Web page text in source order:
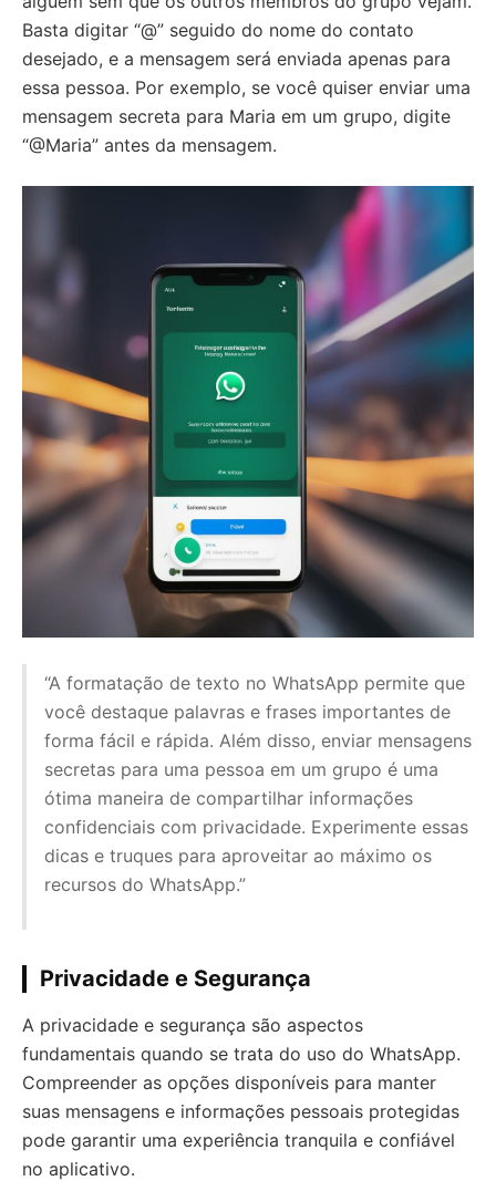
Basta digitar “@” seguido do nome do contato
desejado, e a mensagem será enviada apenas para
essa pessoa. Por exemplo, se você quiser enviar uma
mensagem secreta para Maria em um grupo, digite
“@Maria” antes da mensagem.
“A formatação de texto no WhatsApp permite que
você destaque palavras e frases importantes de
forma fácil e rápida. Além disso, enviar mensagens
secretas para uma pessoa em um grupo é uma
ótima maneira de compartilhar informações
confidenciais com privacidade. Experimente essas
dicas e truques para aproveitar ao máximo os
recursos do WhatsApp.”
Privacidade e Segurança
A privacidade e segurança são aspectos
fundamentais quando se trata do uso do WhatsApp.
Compreender as opções disponíveis para manter
suas mensagens e informações pessoais protegidas
pode garantir uma experiência tranquila e confiável
no aplicativo.